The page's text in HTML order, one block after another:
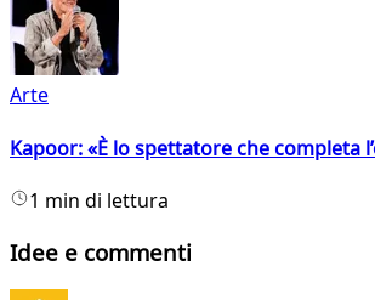
Arte
Kapoor: «È lo spettatore che completa
1 min di lettura
Idee e commenti